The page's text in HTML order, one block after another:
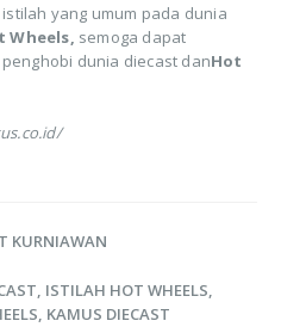
yang umum pada dunia
Wheels, semoga dapat
dunia diecast danHot
KURNIAWAN
, ISTILAH HOT WHEELS,
, KAMUS DIECAST